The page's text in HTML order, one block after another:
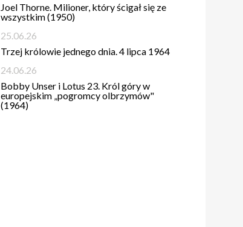
Joel Thorne. Milioner, który ścigał się ze
wszystkim (1950)
25.06.26
Trzej królowie jednego dnia. 4 lipca 1964
24.06.26
Bobby Unser i Lotus 23. Król góry w
europejskim „pogromcy olbrzymów"
(1964)